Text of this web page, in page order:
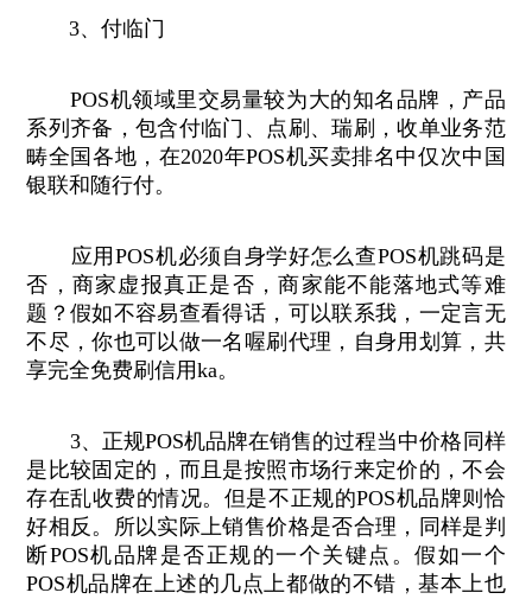
3、付临门
POS机领域里交易量较为大的知名品牌，产品
系列齐备，包含付临门、点刷、瑞刷，收单业务范
畴全国各地，在2020年POS机买卖排名中仅次中国
银联和随行付。
应用POS机必须自身学好怎么查POS机跳码是
否，商家虚报真正是否，商家能不能落地式等难
题？假如不容易查看得话，可以联系我，一定言无
不尽，你也可以做一名喔刷代理，自身用划算，共
享完全免费刷信用ka。
3、正规POS机品牌在销售的过程当中价格同样
是比较固定的，而且是按照市场行来定价的，不会
存在乱收费的情况。但是不正规的POS机品牌则恰
好相反。所以实际上销售价格是否合理，同样是判
断POS机品牌是否正规的一个关键点。假如一个
POS机品牌在上述的几点上都做的不错，基本上也